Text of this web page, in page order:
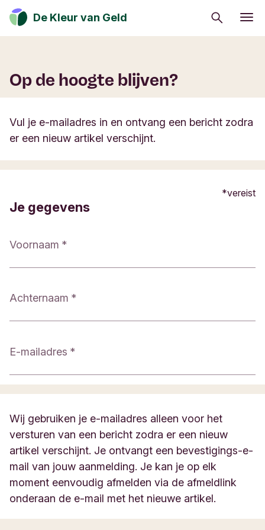
De Kleur van Geld Zoeken
Inschrijven
hoe jij een positieve impact op de maatschappij,
cultuur en het milieu kan hebben.
Eerlijk eten
Van ik naar wij
Beleggen in verandering
Op de hoogte blijven?
Vul je e-mailadres in en ontvang een bericht zodra
er een nieuw artikel verschijnt.
vereist
Je gegevens
Voornaam
Achternaam
E-mailadres
Wij gebruiken je e-mailadres alleen voor het
versturen van een bericht zodra er een nieuw
artikel verschijnt. Je ontvangt een bevestigings-e-
mail van jouw aanmelding. Je kan je op elk
moment eenvoudig afmelden via de afmeldlink
onderaan de e-mail met het nieuwe artikel.